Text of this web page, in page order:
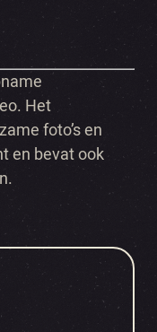
Het
foto’s en
en bevat ook